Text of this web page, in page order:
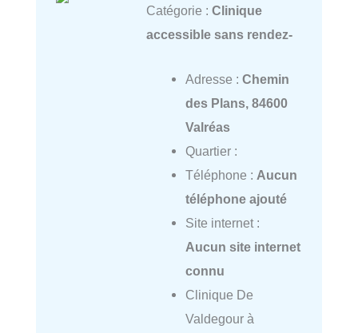
Catégorie : Clinique
accessible sans rendez-
Adresse : Chemin
des Plans, 84600
Valréas
Quartier :
Téléphone : Aucun
téléphone ajouté
Site internet :
Aucun site internet
connu
Clinique De
Valdegour à